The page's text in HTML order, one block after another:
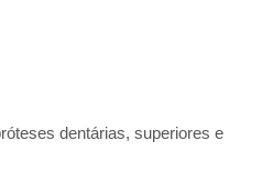
dentárias, superiores e